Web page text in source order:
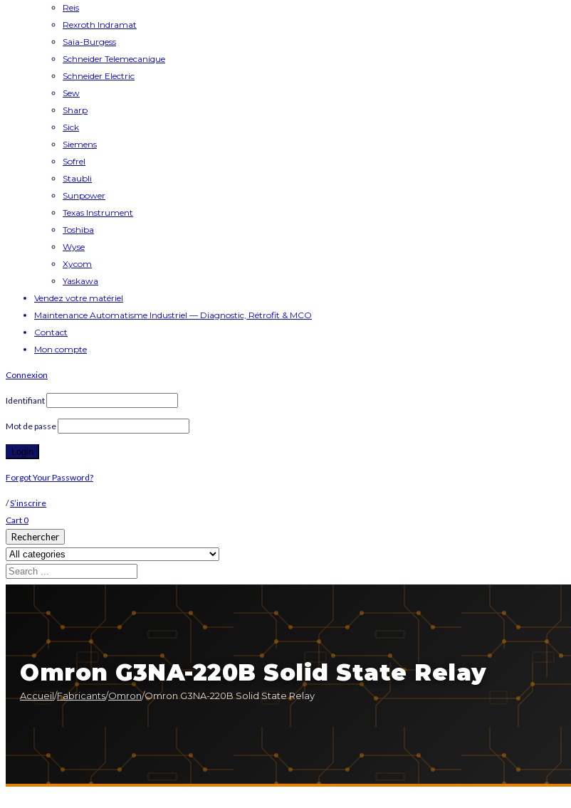
Reis
Rexroth Indramat
Saia-Burgess
Schneider Telemecanique
Schneider Electric
Sew
Sharp
Sick
Siemens
Sofrel
Staubli
Sunpower
Texas Instrument
Toshiba
Wyse
Xycom
Yaskawa
Vendez votre matériel
Maintenance Automatisme Industriel — Diagnostic, Rétrofit & MCO
Contact
Mon compte
Connexion
Identifiant
Mot de passe
Forgot Your Password?
/S’inscrire
Cart0
Rechercher
Omron G3NA-220B Solid State Relay
Accueil/Fabricants/Omron/Omron G3NA-220B Solid State Relay